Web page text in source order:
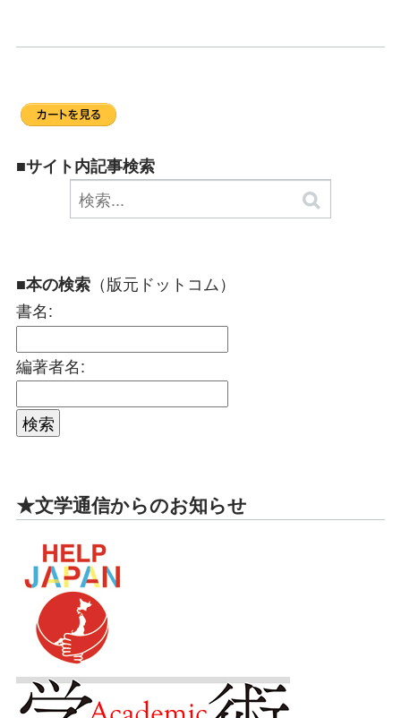
■サイト内記事検索
■本の検索 （版元ドットコム）
書名:
編著者名:
★文学通信からのお知らせ